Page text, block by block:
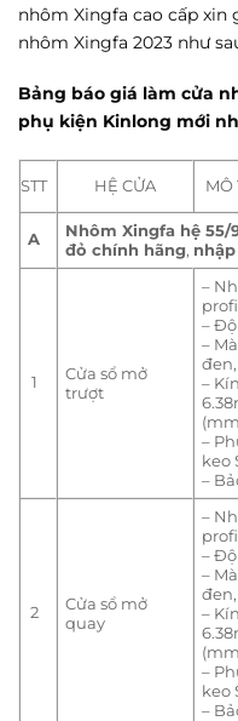
nhôm Xingfa cao cấp xin
nhôm Xingfa 2023 như
Bảng báo giá làm cửa
phụ kiện Kinlong mới
STT HỆ CỬA MÔ
A
Nhôm Xingfa hệ
đỏ chính hãng, nhập
1
Cửa sổ mở
trượt
–
–
–
–
–
keo
–
2
Cửa sổ mở
quay
–
–
–
–
–
keo
–